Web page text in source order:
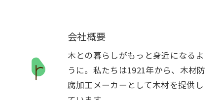
会社概要
木との暮らしがもっと身近になるよ
うに。私たちは1921年から、木材防
腐加工メーカーとして木材を提供し